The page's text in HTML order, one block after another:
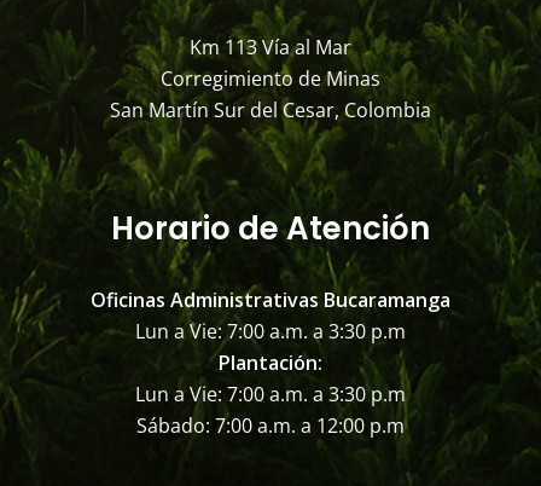
Km 113 Vía al Mar
Corregimiento de Minas
San Martín Sur del Cesar, Colombia
Horario de Atención
Oficinas Administrativas Bucaramanga
Lun a Vie: 7:00 a.m. a 3:30 p.m
Plantación:
Lun a Vie: 7:00 a.m. a 3:30 p.m
Sábado: 7:00 a.m. a 12:00 p.m